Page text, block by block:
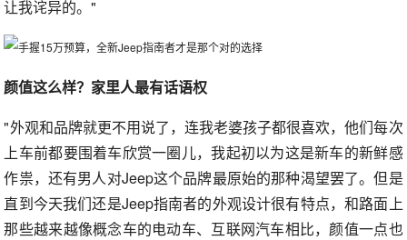
让我诧异的。"
颜值这么样？家里人最有话语权
"外观和品牌就更不用说了，连我老婆孩子都很喜欢，他们每次
上车前都要围着车欣赏一圈儿，我起初以为这是新车的新鲜感
作祟，还有男人对Jeep这个品牌最原始的那种渴望罢了。但是
直到今天我们还是Jeep指南者的外观设计很有特点，和路面上
那些越来越像概念车的电动车、互联网汽车相比，颜值一点也